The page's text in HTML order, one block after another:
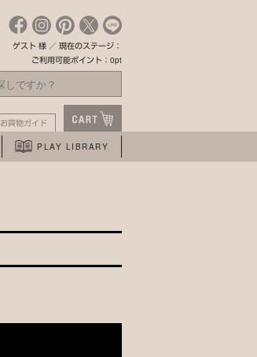
ゲスト 様 ／ 現在のステージ：
ご利用可能ポイント：0pt
お買物ガイド
PLAY LIBRARY